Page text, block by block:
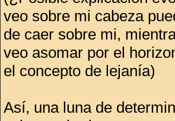
veo sobre mi cabeza
de caer sobre mi,
veo asomar por el
el concepto de lejanía)
Así, una luna de